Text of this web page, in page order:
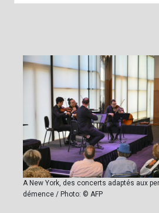
A New York, des concerts adaptés aux
démence / Photo: © AFP